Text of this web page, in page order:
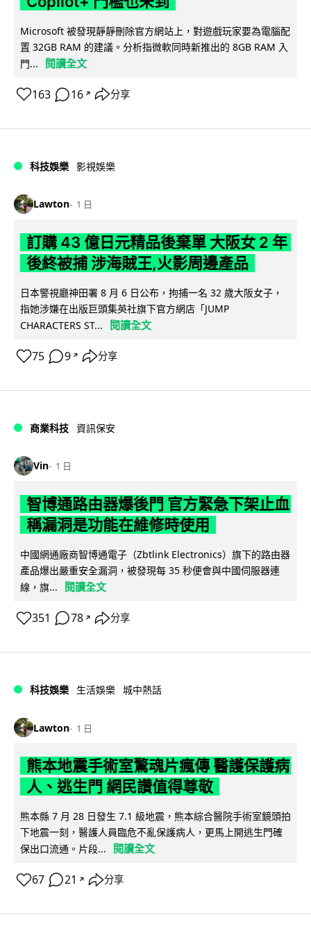
Microsoft 被發現靜靜刪除官方網站上，對遊戲玩家要為電腦配
置 32GB RAM 的建議。分析指微軟同時新推出的 8GB RAM 入
門...
閱讀全文
163 16 ↗ 分享
科技娛樂 影視娛樂
Lawton 1 日
訂購 43 億日元精品後棄單 大阪女 2 年
後終被捕 涉海賊王,火影周邊產品
日本警視廳神田署 8 月 6 日公布，拘捕一名 32 歲大阪女子，
指她涉嫌在出版巨頭集英社旗下官方網店「JUMP
CHARACTERS ST...
閱讀全文
75 9 ↗ 分享
商業科技 資訊保安
Vin 1 日
智博通路由器爆後門 官方緊急下架止血
稱漏洞是功能在維修時使用
中國網通廠商智博通電子（Zbtlink Electronics）旗下的路由器
產品爆出嚴重安全漏洞，被發現每 35 秒便會與中國伺服器連
線，旗...
閱讀全文
351 78 ↗ 分享
科技娛樂 生活娛樂 城中熱話
Lawton 1 日
熊本地震手術室驚魂片瘋傳 醫護保護病
人、逃生門 網民讚值得尊敬
熊本縣 7 月 28 日發生 7.1 級地震，熊本綜合醫院手術室鏡頭拍
下地震一刻，醫護人員臨危不亂保護病人，更馬上開逃生門確
保出口流通。片段...
閱讀全文
67 21 ↗ 分享